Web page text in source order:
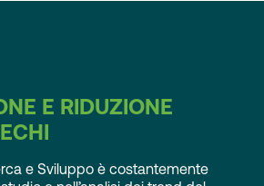
E RIDUZIONE
e Sviluppo è costantemente